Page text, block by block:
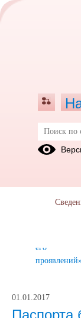
Охрана
его
01.01.2017
Паспорта